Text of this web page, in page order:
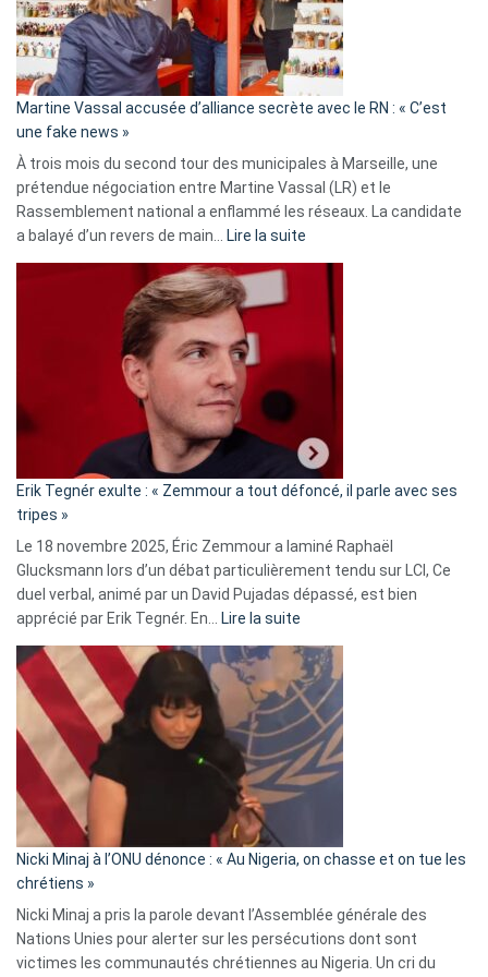
Algérie
Martine Vassal accusée d’alliance secrète avec le RN : « C’est
une fake news »
À trois mois du second tour des municipales à Marseille, une
prétendue négociation entre Martine Vassal (LR) et le
Rassemblement national a enflammé les réseaux. La candidate
a balayé d’un revers de main…
Lire la suite
d’alliance
secrète
«
C’est
fake
news
»
Erik Tegnér exulte : « Zemmour a tout défoncé, il parle avec ses
tripes »
Le 18 novembre 2025, Éric Zemmour a laminé Raphaël
Glucksmann lors d’un débat particulièrement tendu sur LCI, Ce
duel verbal, animé par un David Pujadas dépassé, est bien
apprécié par Erik Tegnér. En…
Lire la suite
Tegnér
exulte
« Zemmour
a
tout
parle
ses
tripes »
Nicki Minaj à l’ONU dénonce : « Au Nigeria, on chasse et on tue les
chrétiens »
Nicki Minaj a pris la parole devant l’Assemblée générale des
Nations Unies pour alerter sur les persécutions dont sont
victimes les communautés chrétiennes au Nigeria. Un cri du